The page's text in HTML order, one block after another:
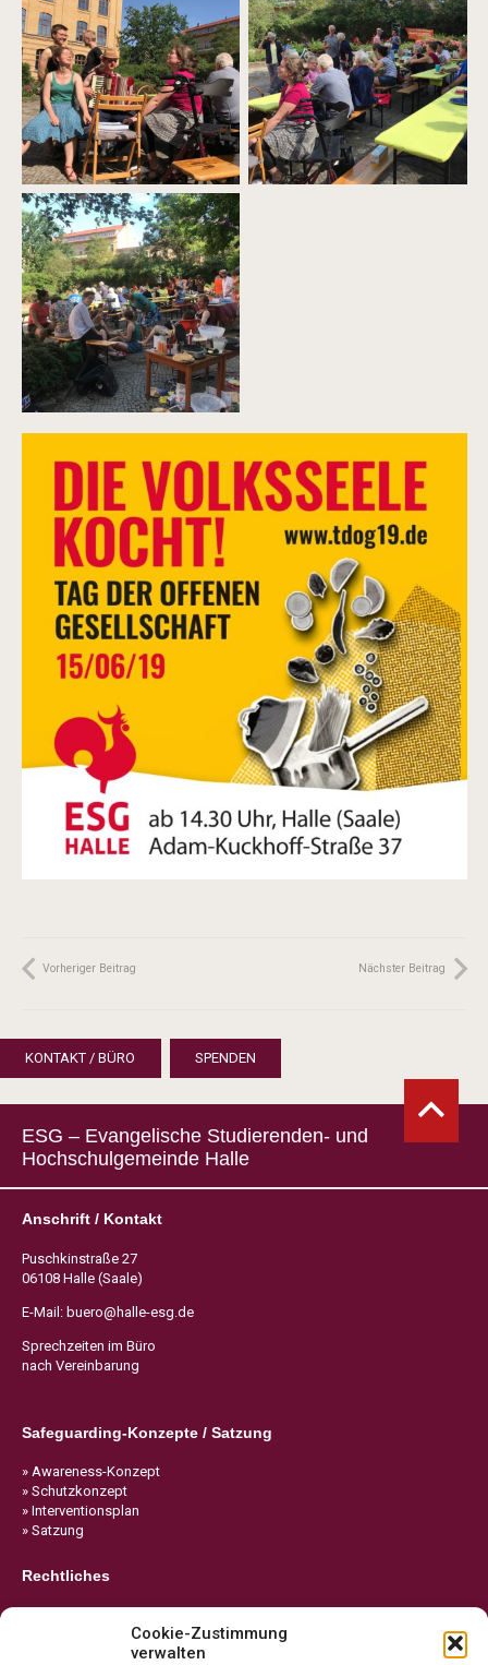
Cookie-Zustimmung
verwalten
Vorheriger Beitrag Nächster Beitrag
KONTAKT / BÜRO SPENDEN
ESG – Evangelische Studierenden- und
Hochschulgemeinde Halle
Anschrift / Kontakt
Puschkinstraße 27
06108 Halle (Saale)
E-Mail: buero@halle-esg.de
Sprechzeiten im Büro
nach Vereinbarung
Safeguarding-Konzepte / Satzung
» Awareness-Konzept
» Schutzkonzept
» Interventionsplan
» Satzung
Rechtliches
» Cookie-Richtlinie